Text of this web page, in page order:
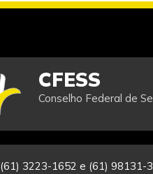
CFESS
Conselho Federal de
(61) 3223-1652 e (61) 98131-